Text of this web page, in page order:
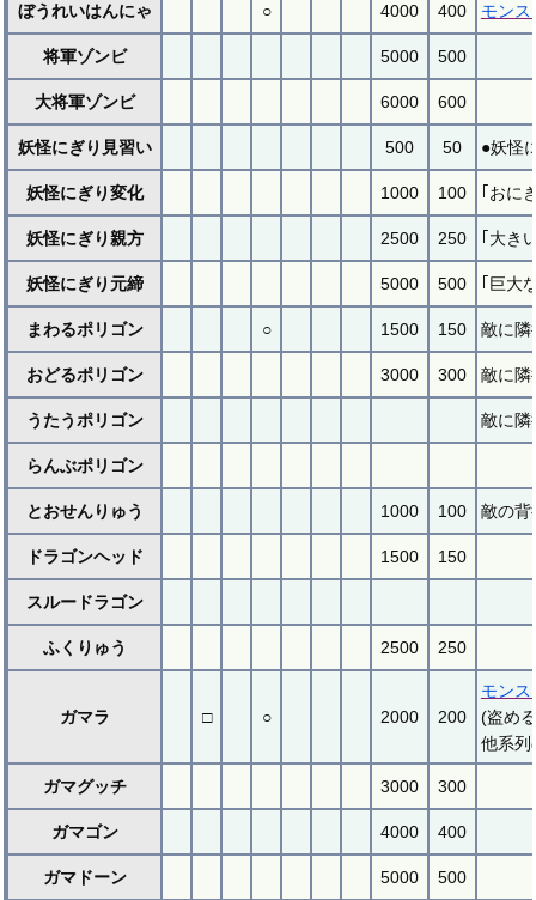
ぼうれいはんにゃ ○ 4000 400 モンス
将軍ゾンビ 5000 500
大将軍ゾンビ 6000 600
妖怪にぎり見習い 500 50 ●妖怪
妖怪にぎり変化 1000 100 ｢おに
妖怪にぎり親方 2500 250 ｢大き
妖怪にぎり元締 5000 500 ｢巨大
まわるポリゴン ○ 1500 150 敵に隣
おどるポリゴン 3000 300 敵に隣
うたうポリゴン 敵に隣
らんぶポリゴン
とおせんりゅう 1000 100 敵の背
ドラゴンヘッド 1500 150
スルードラゴン
ふくりゅう 2500 250
ガマラ □ ○ 2000 200
モンス
(盗め
他系列
ガマグッチ 3000 300
ガマゴン 4000 400
ガマドーン 5000 500